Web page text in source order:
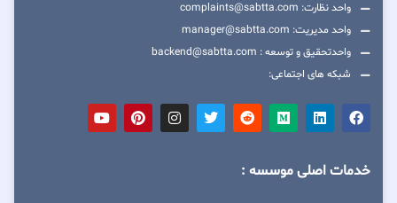
واحد نظارت: complaints@sabtta.com
واحد مدیریت: manager@sabtta.com
واحدتحقیق و توسعه : backend@sabtta.com
شبکه های اجتماعی:
خدمات اصلی موسسه :